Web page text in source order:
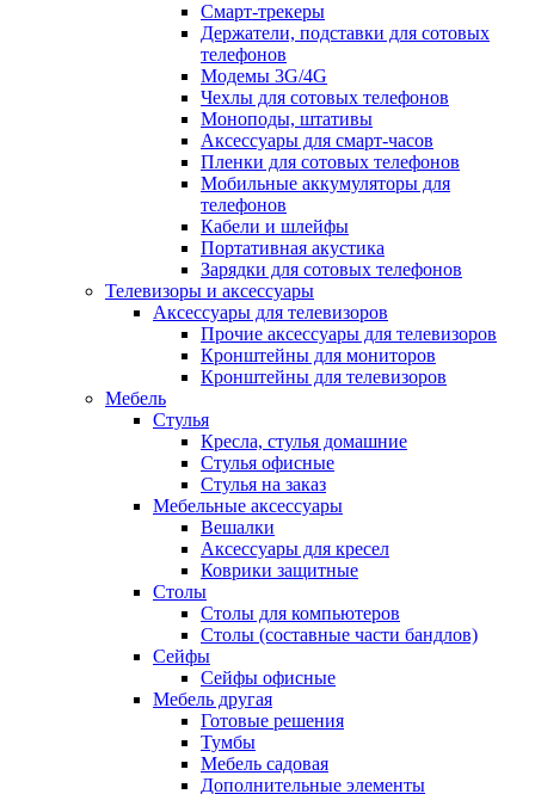
Смарт-трекеры
Держатели, подставки для сотовых
телефонов
Модемы 3G/4G
Чехлы для сотовых телефонов
Моноподы, штативы
Аксессуары для смарт-часов
Пленки для сотовых телефонов
Мобильные аккумуляторы для
телефонов
Кабели и шлейфы
Портативная акустика
Зарядки для сотовых телефонов
Телевизоры и аксессуары
Аксессуары для телевизоров
Прочие аксессуары для телевизоров
Кронштейны для мониторов
Кронштейны для телевизоров
Мебель
Стулья
Кресла, стулья домашние
Стулья офисные
Стулья на заказ
Мебельные аксессуары
Вешалки
Аксессуары для кресел
Коврики защитные
Столы
Столы для компьютеров
Столы (составные части бандлов)
Сейфы
Сейфы офисные
Мебель другая
Готовые решения
Тумбы
Мебель садовая
Дополнительные элементы